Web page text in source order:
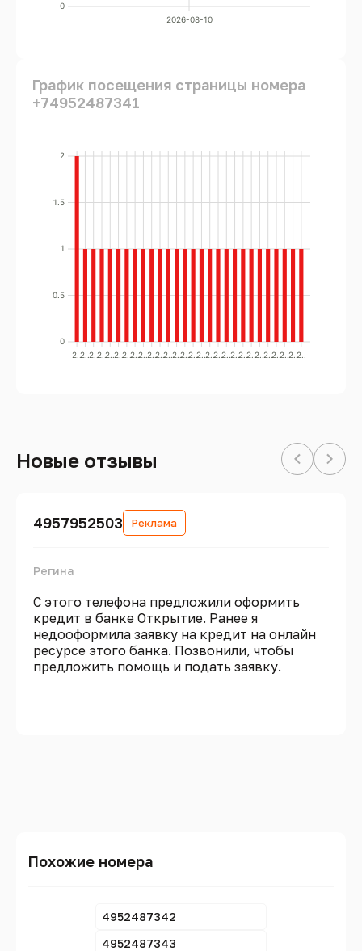
0
2026-08-10
График посещения страницы номера
+74952487341
0
0.5
1
1.5
2
2..2..2..2..2..2..2..2..2..2..2..2..2..2..2..2..2..2..2..2..2..2..2..2..2..2..2..2..
Новые отзывы
4957952503 Реклама
Регина
С этого телефона предложили оформить
кредит в банке Открытие. Ранее я
недооформила заявку на кредит на онлайн
ресурсе этого банка. Позвонили, чтобы
предложить помощь и подать заявку.
Похожие номера
4952487342
4952487343